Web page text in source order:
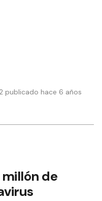
publicado hace 6 años
de